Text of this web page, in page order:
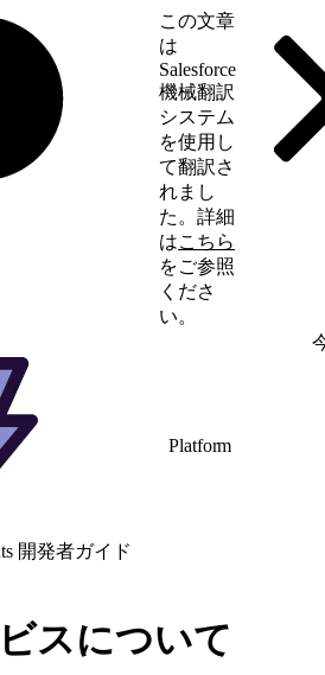
この文章
は
Salesforce
機械翻訳
システム
を使用し
て翻訳さ
れまし
た。詳細
はこちら
をご参照
くださ
い。
Platform
開発者ガイド
スについて